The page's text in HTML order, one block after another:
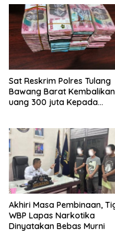
Sat Reskrim Polres Tulang
Bawang Barat Kembalikan
uang 300 juta Kepada
Akhiri Masa Pembinaan,
WBP Lapas Narkotika
Dinyatakan Bebas Murni